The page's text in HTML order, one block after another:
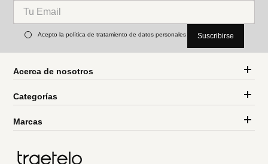
Acepto la política de tratamiento de datos personales Suscribirse
Acerca de nosotros
Categorías
Marcas